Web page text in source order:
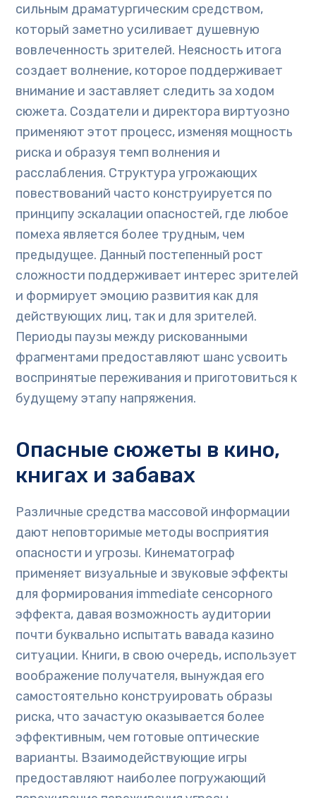
сильным драматургическим средством,
который заметно усиливает душевную
вовлеченность зрителей. Неясность итога
создает волнение, которое поддерживает
внимание и заставляет следить за ходом
сюжета. Создатели и директора виртуозно
применяют этот процесс, изменяя мощность
риска и образуя темп волнения и
расслабления. Структура угрожающих
повествований часто конструируется по
принципу эскалации опасностей, где любое
помеха является более трудным, чем
предыдущее. Данный постепенный рост
сложности поддерживает интерес зрителей
и формирует эмоцию развития как для
действующих лиц, так и для зрителей.
Периоды паузы между рискованными
фрагментами предоставляют шанс усвоить
воспринятые переживания и приготовиться к
будущему этапу напряжения.
Опасные сюжеты в кино,
книгах и забавах
Различные средства массовой информации
дают неповторимые методы восприятия
опасности и угрозы. Кинематограф
применяет визуальные и звуковые эффекты
для формирования immediate сенсорного
эффекта, давая возможность аудитории
почти буквально испытать вавада казино
ситуации. Книги, в свою очередь, использует
воображение получателя, вынуждая его
самостоятельно конструировать образы
риска, что зачастую оказывается более
эффективным, чем готовые оптические
варианты. Взаимодействующие игры
предоставляют наиболее погружающий